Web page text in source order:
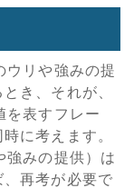
ウリや強みの提
き、それが、
を表すフレー
に考えます。
強みの提供）は
再考が必要で